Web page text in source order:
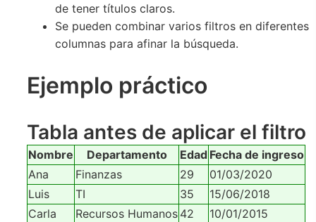
de tener títulos claros.
Se pueden combinar varios filtros en diferentes
columnas para afinar la búsqueda.
Ejemplo práctico
Tabla antes de aplicar el filtro
Nombre Departamento Edad Fecha de ingreso
Ana
Finanzas 29
01/03/2020
Luis
TI 35
15/06/2018
Carla
Recursos Humanos 42
10/01/2015